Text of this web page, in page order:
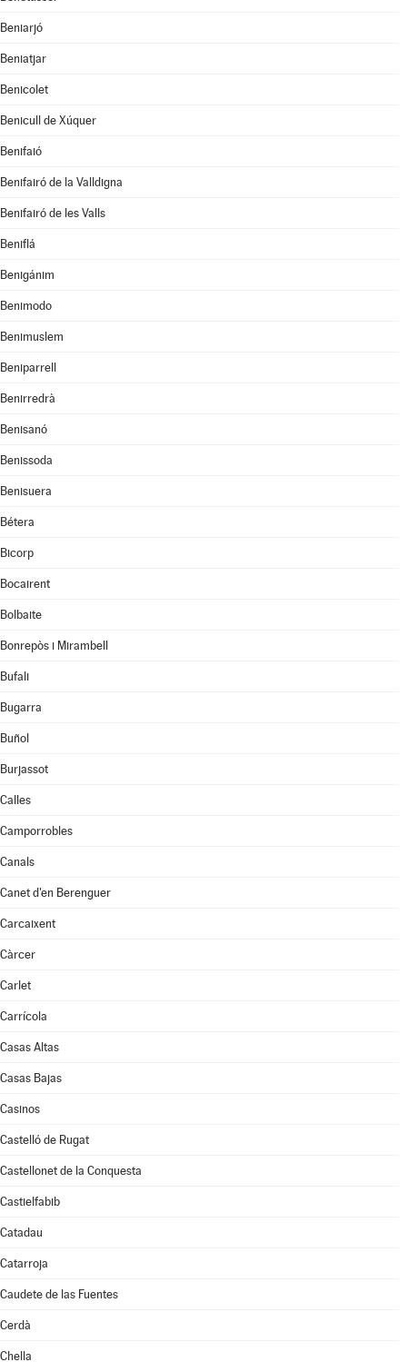
Beniarjó
Beniatjar
Benicolet
Benicull de Xúquer
Benifaió
Benifairó de la Valldigna
Benifairó de les Valls
Beniflá
Benigánim
Benimodo
Benimuslem
Beniparrell
Benirredrà
Benisanó
Benissoda
Benisuera
Bétera
Bicorp
Bocairent
Bolbaite
Bonrepòs i Mirambell
Bufali
Bugarra
Buñol
Burjassot
Calles
Camporrobles
Canals
Canet d'en Berenguer
Carcaixent
Càrcer
Carlet
Carrícola
Casas Altas
Casas Bajas
Casinos
Castelló de Rugat
Castellonet de la Conquesta
Castielfabib
Catadau
Catarroja
Caudete de las Fuentes
Cerdà
Chella